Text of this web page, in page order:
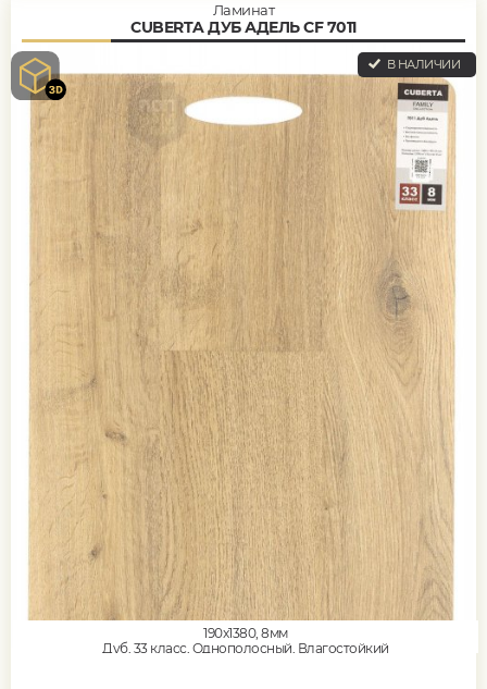
Ламинат
CUBERTA ДУБ АДЕЛЬ CF 7011
В НАЛИЧИИ
190x1380, 8мм
Дуб, 33 класс, Однополосный, Влагостойкий